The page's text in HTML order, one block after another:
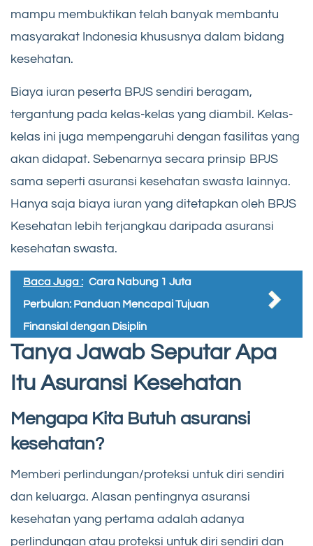
mampu membuktikan telah banyak membantu
masyarakat Indonesia khususnya dalam bidang
kesehatan.
Biaya iuran peserta BPJS sendiri beragam,
tergantung pada kelas-kelas yang diambil. Kelas-
kelas ini juga mempengaruhi dengan fasilitas yang
akan didapat. Sebenarnya secara prinsip BPJS
sama seperti asuransi kesehatan swasta lainnya.
Hanya saja biaya iuran yang ditetapkan oleh BPJS
Kesehatan lebih terjangkau daripada asuransi
kesehatan swasta.
Baca Juga : Cara Nabung 1 Juta
Perbulan: Panduan Mencapai Tujuan
Finansial dengan Disiplin
Tanya Jawab Seputar Apa
Itu Asuransi Kesehatan
Mengapa Kita Butuh asuransi
kesehatan?
Memberi perlindungan/proteksi untuk diri sendiri
dan keluarga. Alasan pentingnya asuransi
kesehatan yang pertama adalah adanya
perlindungan atau proteksi untuk diri sendiri dan